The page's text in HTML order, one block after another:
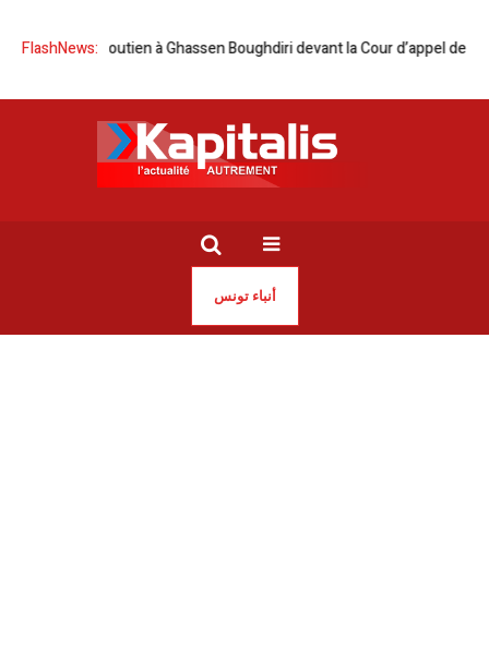
FlashNews:
de soutien à Ghassen Boughdiri devant la Cour d’appel de Tunis
أنباء تونس